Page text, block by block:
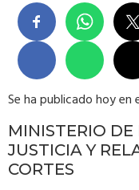
Se ha publicado hoy en
MINISTERIO DE
JUSTICIA Y
CORTES